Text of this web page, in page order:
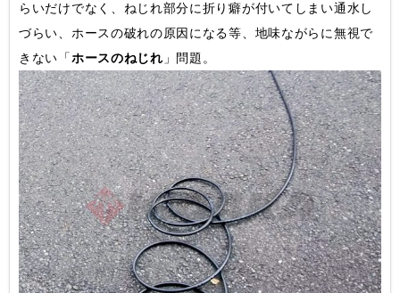
らいだけでなく、ねじれ部分に折り癖が付いてしまい通水し
づらい、ホースの破れの原因になる等、地味ながらに無視で
きない「ホースのねじれ 」問題。